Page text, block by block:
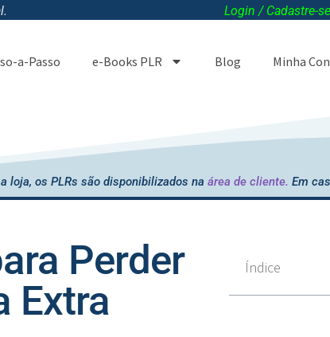
Login / Cadastre-
a-Passo e-Books PLR Blog Minha
loja, os PLRs são disponibilizados na área de cliente. Em
Perder
Extra
Índice